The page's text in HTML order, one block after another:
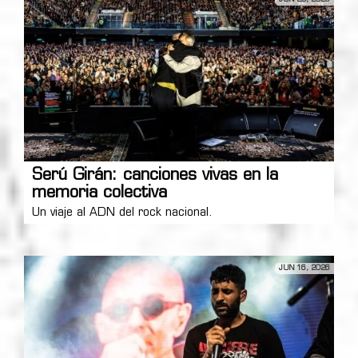
Serú Girán: canciones vivas en la
memoria colectiva
Un viaje al ADN del rock nacional.
JUN 16, 2026